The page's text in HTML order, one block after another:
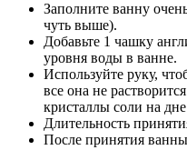
Заполните ванну
чуть выше).
Добавьте 1 чашку
уровня воды в ванне.
Используйте руку,
все она не
кристаллы соли на
Длительность
После принятия